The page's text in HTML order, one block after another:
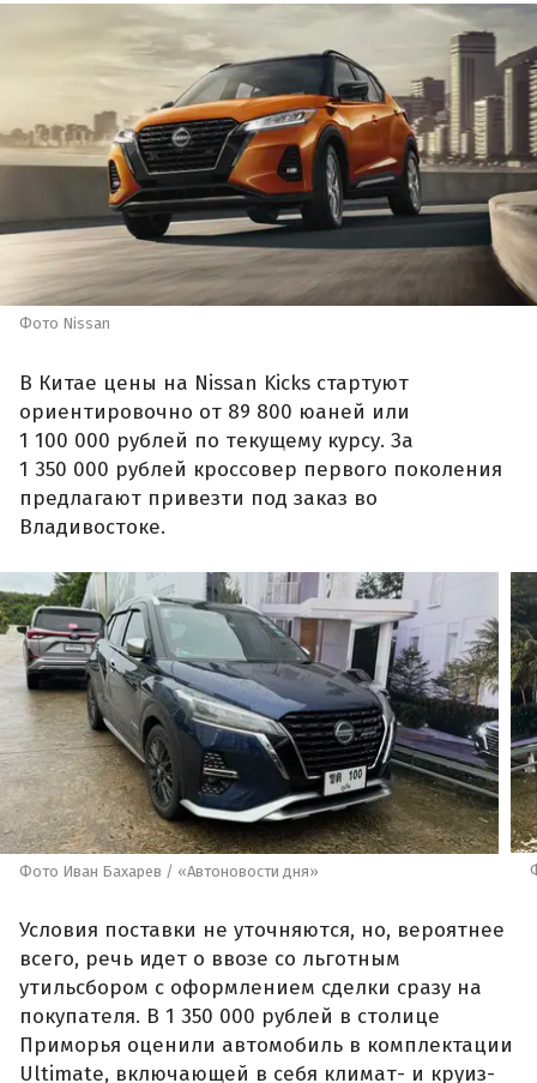
Фото Nissan
В Китае цены на Nissan Kicks стартуют
ориентировочно от 89 800 юаней или
1 100 000 рублей по текущему курсу. За
1 350 000 рублей кроссовер первого поколения
предлагают привезти под заказ во
Владивостоке.
Фото Иван Бахарев / «Автоновости дня»
Условия поставки не уточняются, но, вероятнее
всего, речь идет о ввозе со льготным
утильсбором с оформлением сделки сразу на
покупателя. В 1 350 000 рублей в столице
Приморья оценили автомобиль в комплектации
Ultimate, включающей в себя климат- и круиз-